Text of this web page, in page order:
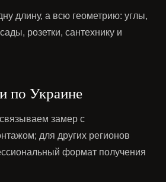
длину, а всю геометрию: углы,
розетки, сантехнику и
по Украине
замер с
для других регионов
формат получения